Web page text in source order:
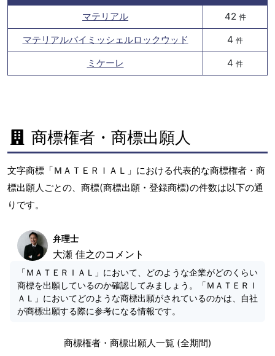
マテリアル
42 件
マテリアルバイミッシェルロックウッド 4 件
ミケーレ 4 件
商標権者・商標出願人
文字商標「ＭＡＴＥＲＩＡＬ」における代表的な商標権者・商
標出願人ごとの、商標(商標出願・登録商標)の件数は以下の通
りです。
弁理士
大瀬 佳之のコメント
「ＭＡＴＥＲＩＡＬ」において、どのような企業がどのくらい
商標を出願しているのか確認してみましょう。「ＭＡＴＥＲＩ
ＡＬ」においてどのような商標出願がされているのかは、自社
が商標出願する際に参考になる情報です。
商標権者・商標出願人一覧 (全期間)